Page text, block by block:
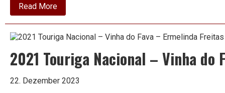
Read Moreabout
2014
Pinot
–
Bodega
Chacra
2021 Touriga Nacional – Vinha do
22. Dezember 2023